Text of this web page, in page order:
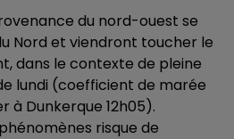
du nord-ouest se
Nord et viendront toucher le
dans le contexte de pleine
lundi (coefficient de marée
à Dunkerque 12h05).
risque de